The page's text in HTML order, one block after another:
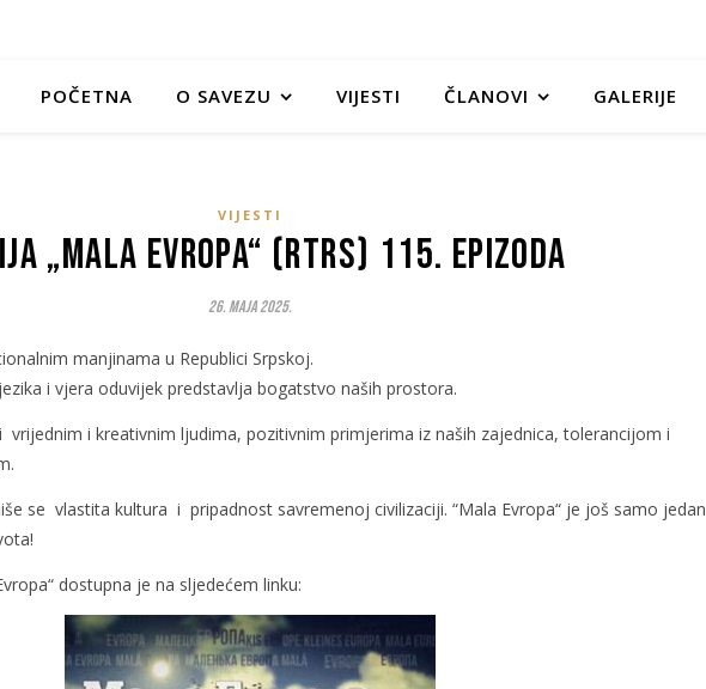
POČETNA O SAVEZU VIJESTI ČLANOVI GALERIJE
VIJESTI
„Mala Evropa“ (RTRS) 115. epizoda
26. Maja 2025.
manjinama u Republici Srpskoj.
i vjera oduvijek predstavlja bogatstvo naših prostora.
i kreativnim ljudima, pozitivnim primjerima iz naših zajednica, tolerancijom i
se vlastita kultura i pripadnost savremenoj civilizaciji. “Mala Evropa“ je još samo jedan
dostupna je na sljedećem linku: